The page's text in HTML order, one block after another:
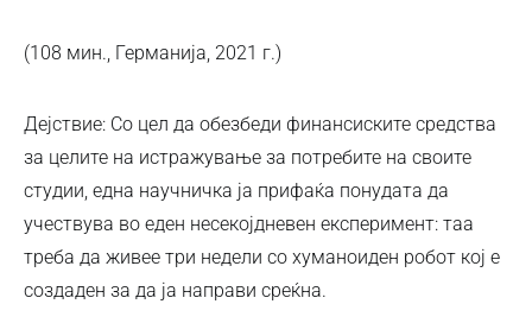
(108 мин., Германија, 2021 г.)
Дејствие: Со цел да обезбеди финансиските средства
за целите на истражување за потребите на своите
студии, една научничка ја прифаќа понудата да
учествува во еден несекојдневен експеримент: таа
треба да живее три недели со хуманоиден робот кој е
создаден за да ја направи среќна.